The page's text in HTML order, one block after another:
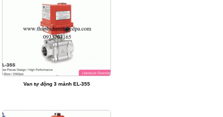
Van tự động 3 mảnh EL-355